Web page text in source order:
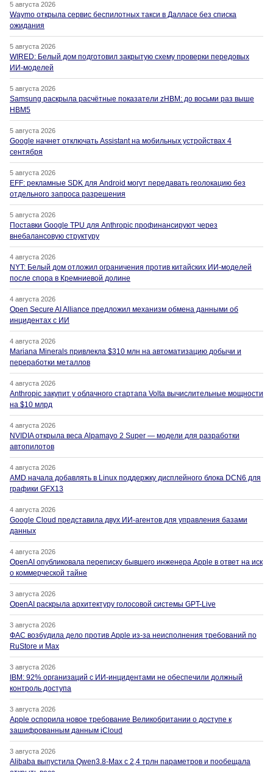
5 августа 2026
Waymo открыла сервис беспилотных такси в Далласе без списка
ожидания
5 августа 2026
WIRED: Белый дом подготовил закрытую схему проверки передовых
ИИ-моделей
5 августа 2026
Samsung раскрыла расчётные показатели zHBM: до восьми раз выше
HBM5
5 августа 2026
Google начнет отключать Assistant на мобильных устройствах 4
сентября
5 августа 2026
EFF: рекламные SDK для Android могут передавать геолокацию без
отдельного запроса разрешения
5 августа 2026
Поставки Google TPU для Anthropic профинансируют через
внебалансовую структуру
4 августа 2026
NYT: Белый дом отложил ограничения против китайских ИИ-моделей
после спора в Кремниевой долине
4 августа 2026
Open Secure AI Alliance предложил механизм обмена данными об
инцидентах с ИИ
4 августа 2026
Mariana Minerals привлекла $310 млн на автоматизацию добычи и
переработки металлов
4 августа 2026
Anthropic закупит у облачного стартапа Volta вычислительные мощности
на $10 млрд
4 августа 2026
NVIDIA открыла веса Alpamayo 2 Super — модели для разработки
автопилотов
4 августа 2026
AMD начала добавлять в Linux поддержку дисплейного блока DCN6 для
графики GFX13
4 августа 2026
Google Cloud представила двух ИИ-агентов для управления базами
данных
4 августа 2026
OpenAI опубликовала переписку бывшего инженера Apple в ответ на иск
о коммерческой тайне
3 августа 2026
OpenAI раскрыла архитектуру голосовой системы GPT-Live
3 августа 2026
ФАС возбудила дело против Apple из-за неисполнения требований по
RuStore и Max
3 августа 2026
IBM: 92% организаций с ИИ-инцидентами не обеспечили должный
контроль доступа
3 августа 2026
Apple оспорила новое требование Великобритании о доступе к
зашифрованным данным iCloud
3 августа 2026
Alibaba выпустила Qwen3.8-Max с 2,4 трлн параметров и пообещала